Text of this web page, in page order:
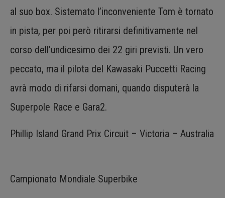
al suo box. Sistemato l’inconveniente Tom è tornato
in pista, per poi però ritirarsi definitivamente nel
corso dell’undicesimo dei 22 giri previsti. Un vero
peccato, ma il pilota del Kawasaki Puccetti Racing
avrà modo di rifarsi domani, quando disputerà la
Superpole Race e Gara2.
Phillip Island Grand Prix Circuit – Victoria – Australia
Campionato Mondiale Superbike